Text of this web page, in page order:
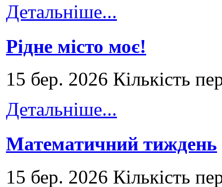
Детальніше...
Рідне місто моє!
15 бер. 2026 Кількість
Детальніше...
Математичний тиждень
15 бер. 2026 Кількість